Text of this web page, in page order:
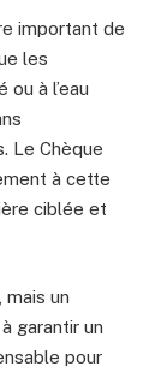
important de
les
à l’eau
Le Chèque
à cette
ciblée et
mais un
garantir un
pour